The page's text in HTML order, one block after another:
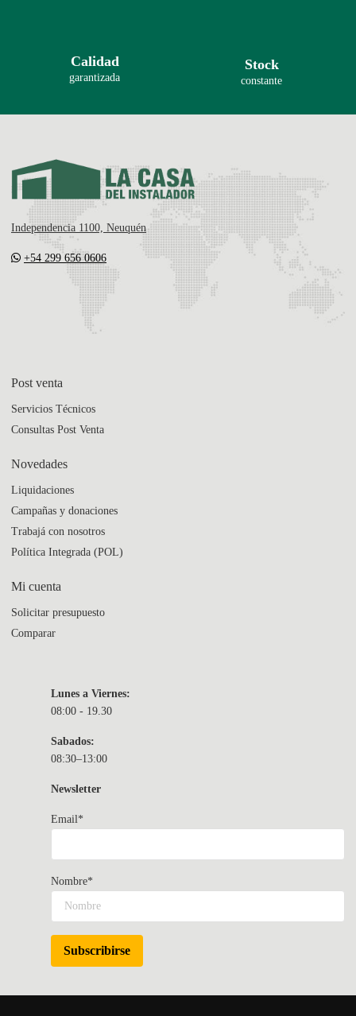
Calidad
garantizada
Stock
constante
Independencia 1100, Neuquén
+54 299 656 0606
Post venta
Servicios Técnicos
Consultas Post Venta
Novedades
Liquidaciones
Campañas y donaciones
Trabajá con nosotros
Política Integrada (POL)
Mi cuenta
Solicitar presupuesto
Comparar
Lunes a Viernes:
08:00 - 19.30
Sabados:
08:30–13:00
Newsletter
Email*
Nombre*